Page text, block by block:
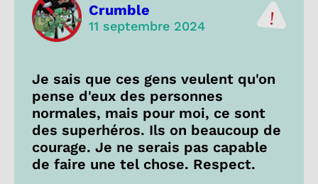
Crumble
11 septembre 2024
Je sais que ces gens veulent qu'on
pense d'eux des personnes
normales, mais pour moi, ce sont
des superhéros. Ils on beaucoup de
courage. Je ne serais pas capable
de faire une tel chose. Respect.